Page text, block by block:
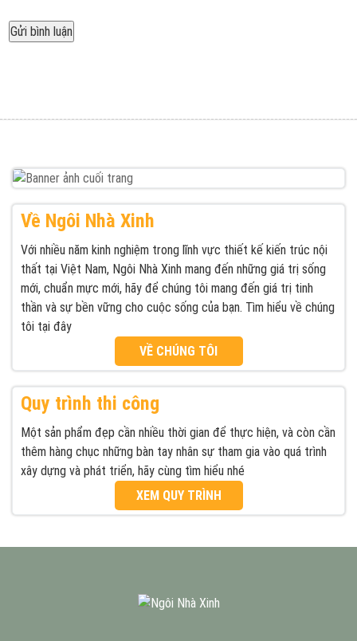
viết
Về Ngôi Nhà Xinh
Với nhiều năm kinh nghiệm trong lĩnh vực thiết kế kiến trúc nội
thất tại Việt Nam, Ngôi Nhà Xinh mang đến những giá trị sống
mới, chuẩn mực mới, hãy để chúng tôi mang đến giá trị tinh
thần và sự bền vững cho cuộc sống của bạn. Tìm hiểu về chúng
tôi tại đây
VỀ CHÚNG TÔI
Quy trình thi công
Một sản phẩm đẹp cần nhiều thời gian để thực hiện, và còn cần
thêm hàng chục những bàn tay nhân sự tham gia vào quá trình
xây dựng và phát triển, hãy cùng tìm hiểu nhé
XEM QUY TRÌNH